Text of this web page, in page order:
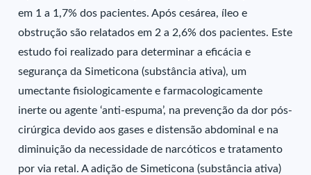
em 1 a 1,7% dos pacientes. Após cesárea, íleo e
obstrução são relatados em 2 a 2,6% dos pacientes. Este
estudo foi realizado para determinar a eficácia e
segurança da Simeticona (substância ativa), um
umectante fisiologicamente e farmacologicamente
inerte ou agente ‘anti-espuma’, na prevenção da dor pós-
cirúrgica devido aos gases e distensão abdominal e na
diminuição da necessidade de narcóticos e tratamento
por via retal. A adição de Simeticona (substância ativa)